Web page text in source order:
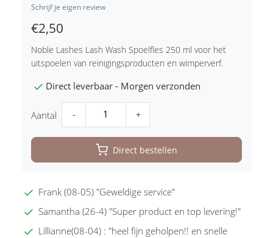
Schrijf je eigen review
€2,50
Noble Lashes Lash Wash Spoelfles 250 ml voor het
uitspoelen van reinigingsproducten en wimperverf.
Direct leverbaar - Morgen verzonden
Aantal - +
Direct bestellen
Frank (08-05) "Geweldige service"
Samantha (26-4) "Super product en top levering!"
Lillianne(08-04) : "heel fijn geholpen!! en snelle